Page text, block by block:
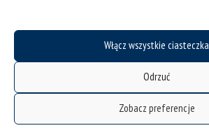
Włącz wszystkie ciasteczka
Odrzuć
Zobacz preferencje